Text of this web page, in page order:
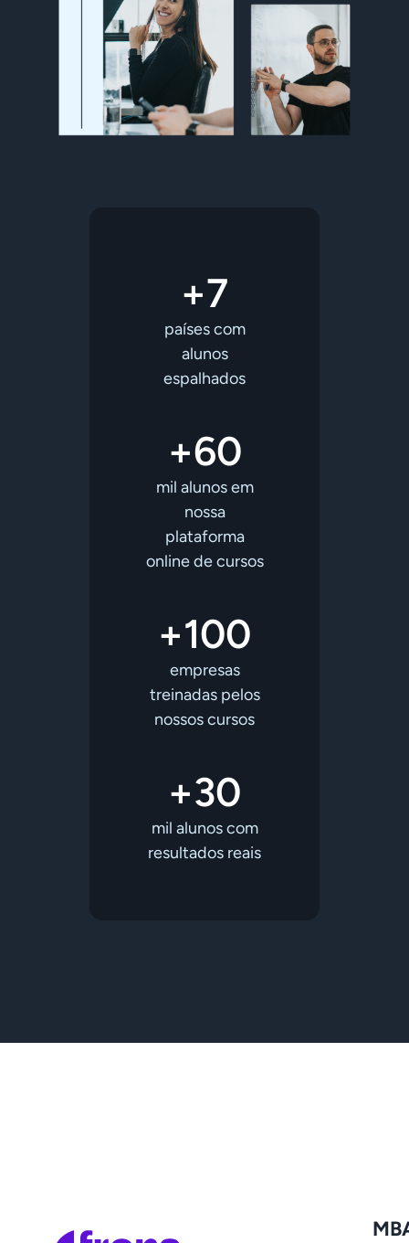
+7
países com
alunos
espalhados
+60
mil alunos em
nossa
plataforma
online de cursos
+100
empresas
treinadas pelos
nossos cursos
+30
mil alunos com
resultados reais
M